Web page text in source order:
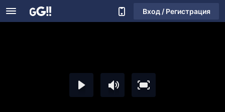
Вход / Регистрация